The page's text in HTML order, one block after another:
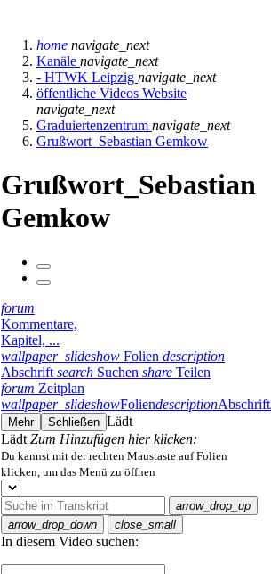
home navigate_next
Kanäle navigate_next
- HTWK Leipzig navigate_next
öffentliche Videos Website
navigate_next
Graduiertenzentrum navigate_next
Grußwort_Sebastian Gemkow
Grußwort_Sebastian
Gemkow
forum
Kommentare,
Kapitel, ...
wallpaper_slideshow Folien description
Abschrift search Suchen share Teilen
forum Zeitplan
wallpaper_slideshowFoliendescriptionAbschrift
Mehr Schließen Lädt
Lädt Zum Hinzufügen hier klicken:
Du kannst mit der rechten Maustaste auf Folien
klicken, um das Menü zu öffnen
arrow_drop_up
arrow_drop_down
close_small
In diesem Video suchen: